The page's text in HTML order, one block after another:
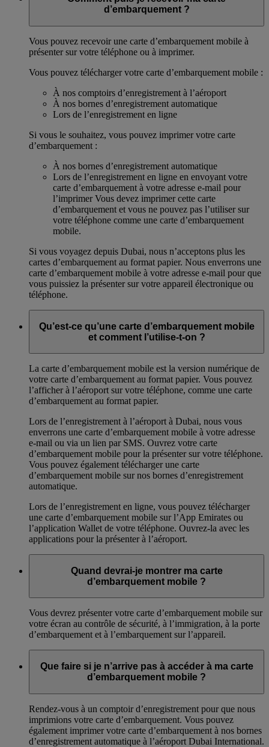
d’embarquement ?
Vous pouvez recevoir une carte d’embarquement mobile à
présenter sur votre téléphone ou à imprimer.
Vous pouvez télécharger votre carte d’embarquement mobile :
À nos comptoirs d’enregistrement à l’aéroport
À nos bornes d’enregistrement automatique
Lors de l’enregistrement en ligne
Si vous le souhaitez, vous pouvez imprimer votre carte
d’embarquement :
À nos bornes d’enregistrement automatique
Lors de l’enregistrement en ligne en envoyant votre
carte d’embarquement à votre adresse e-mail pour
l’imprimer Vous devez imprimer cette carte
d’embarquement et vous ne pouvez pas l’utiliser sur
votre téléphone comme une carte d’embarquement
mobile.
Si vous voyagez depuis Dubai, nous n’acceptons plus les
cartes d’embarquement au format papier. Nous enverrons une
carte d’embarquement mobile à votre adresse e-mail pour que
vous puissiez la présenter sur votre appareil électronique ou
téléphone.
Qu’est-ce qu’une carte d’embarquement mobile
et comment l’utilise-t-on ?
La carte d’embarquement mobile est la version numérique de
votre carte d’embarquement au format papier. Vous pouvez
l’afficher à l’aéroport sur votre téléphone, comme une carte
d’embarquement au format papier.
Lors de l’enregistrement à l’aéroport à Dubai, nous vous
enverrons une carte d’embarquement mobile à votre adresse
e-mail ou via un lien par SMS. Ouvrez votre carte
d’embarquement mobile pour la présenter sur votre téléphone.
Vous pouvez également télécharger une carte
d’embarquement mobile sur nos bornes d’enregistrement
automatique.
Lors de l’enregistrement en ligne, vous pouvez télécharger
une carte d’embarquement mobile sur l’App Emirates ou
l’application Wallet de votre téléphone. Ouvrez-la avec les
applications pour la présenter à l’aéroport.
Quand devrai-je montrer ma carte
d’embarquement mobile ?
Vous devrez présenter votre carte d’embarquement mobile sur
votre écran au contrôle de sécurité, à l’immigration, à la porte
d’embarquement et à l’embarquement sur l’appareil.
Que faire si je n’arrive pas à accéder à ma carte
d’embarquement mobile ?
Rendez-vous à un comptoir d’enregistrement pour que nous
imprimions votre carte d’embarquement. Vous pouvez
également imprimer votre carte d’embarquement à nos bornes
d’enregistrement automatique à l’aéroport Dubai International.